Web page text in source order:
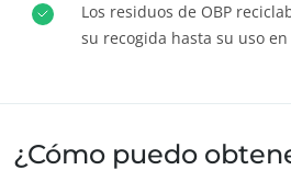
España (español)
Los residuos de OBP
su recogida hasta su uso
¿Cómo puedo